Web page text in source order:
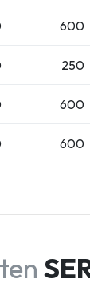
600
250
600
600